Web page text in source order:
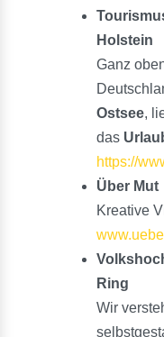
Holstein
Ganz
Ostsee,
das
https://
Über Mut
Kreative
Ring
Wir